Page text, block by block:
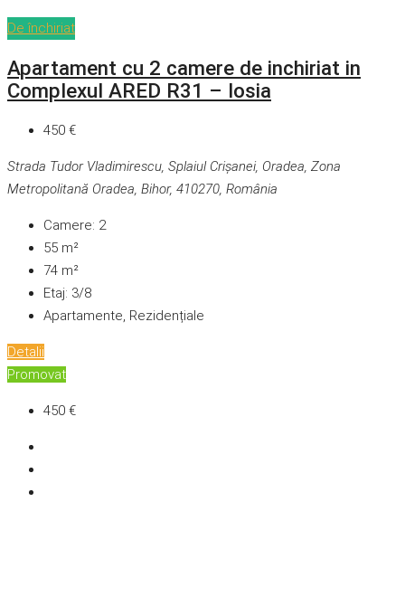
De închiriat
Apartament cu 2 camere de inchiriat in
Complexul ARED R31 – Iosia
450 €
Strada Tudor Vladimirescu, Splaiul Crișanei, Oradea, Zona
Metropolitană Oradea, Bihor, 410270, România
Camere: 2
55 m²
74 m²
Etaj: 3/8
Apartamente, Rezidențiale
Detalii
Promovat
450 €